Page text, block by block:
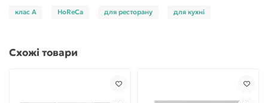
клас A HoReCa для ресторану для кухні
Схожі товари